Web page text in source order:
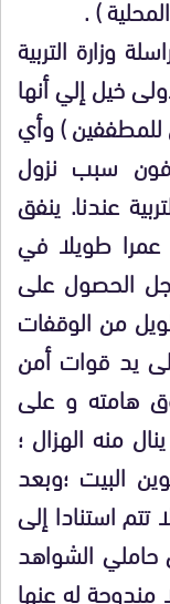
) .
وزارة التربية
خيل إلي أنها
للمطففين ) وأي
سبب نزول
عندنا. ينفق
طويلا في
الحصول على
من الوقفات
يد قوات أمن
هامته و على
منه الهزال ؛
البيت ؛وبعد
استنادا إلى
حاملي الشواهد
مندوحة له عنها